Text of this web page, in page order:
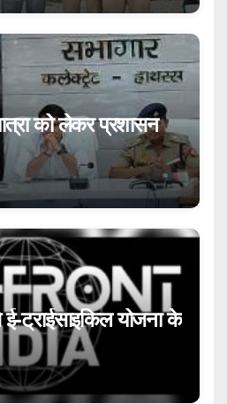
को लेकर प्रशासन
ई-ट्राईसाइकिल योजना के